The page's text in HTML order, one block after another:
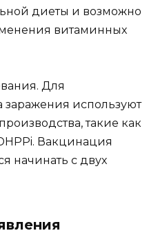
диеты и возможно
витаминных
Для
используют
такие как
Вакцинация
начинать с двух